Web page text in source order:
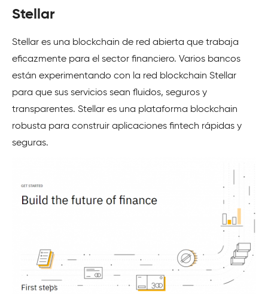
Stellar
Stellar es una blockchain de red abierta que trabaja
eficazmente para el sector financiero. Varios bancos
están experimentando con la red blockchain Stellar
para que sus servicios sean fluidos, seguros y
transparentes. Stellar es una plataforma blockchain
robusta para construir aplicaciones fintech rápidas y
seguras.